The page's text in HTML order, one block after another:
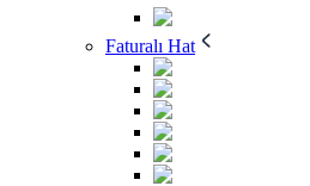
Faturalı Hat